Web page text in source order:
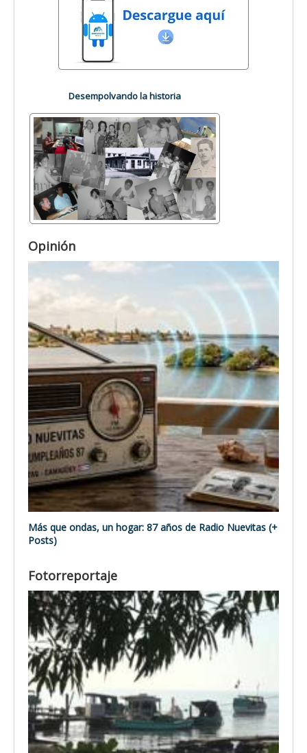
Desempolvando la historia
Opinión
Más que ondas, un hogar: 87 años de Radio Nuevitas (+
Posts)
Fotorreportaje